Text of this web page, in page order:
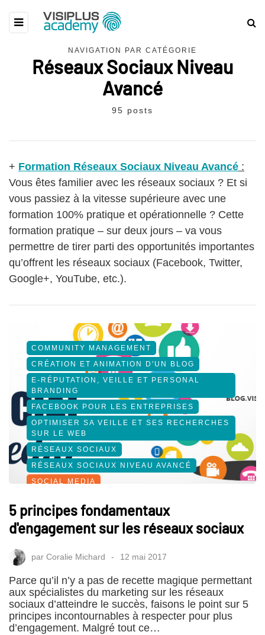
NAVIGATION PAR CATÉGORIE
Réseaux Sociaux Niveau
Avancé
95 posts
+ Formation Réseaux Sociaux Niveau Avancé :
Vous êtes familier avec les réseaux sociaux ? Et si
vous passiez à la vitesse supérieure avec une
formation 100% pratique et opérationnelle ? Cette
formation pratique – sur deux jours – va vous
permettre de tirer parti des opportunités importantes
qu’offrent les réseaux sociaux (Facebook, Twitter,
Google+, YouTube, etc.).
COMMUNITY MANAGEMENT
CRÉATION ET ANIMATION D'UN BLOG
E-RÉPUTATION, VEILLE ET PERSONAL
BRANDING
FACEBOOK POUR LES ENTREPRISES
OPTIMISER SA VEILLE ET SES RECHERCHES
SUR LE WEB
RÉSEAUX SOCIAUX
RÉSEAUX SOCIAUX NIVEAU AVANCÉ
SOCIAL MEDIA
5 principes fondamentaux
d'engagement sur les réseaux sociaux
par Coralie Michard 12 mai 2017
Parce qu’il n’y a pas de recette magique permettant
aux spécialistes du marketing sur les réseaux
sociaux d’atteindre le succès, faisons le point sur 5
principes incontournables à respecter pour plus
d’engagement. Malgré tout ce…